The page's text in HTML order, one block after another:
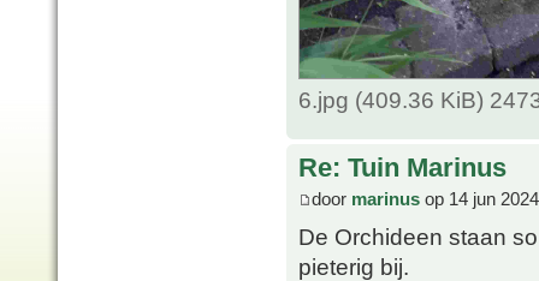
6.jpg (409.36 KiB)
Re: Tuin Marinus
door marinus op 14 jun
De Orchideen staan
pieterig bij.